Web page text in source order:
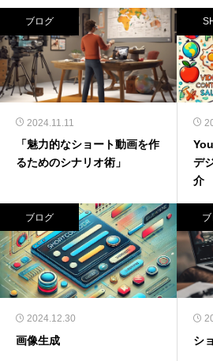
ブログ
2024.11.11
「魅力的なショート動画を作
るためのシナリオ術」
デ
介
ブログ
2024.12.30
画像生成 シ